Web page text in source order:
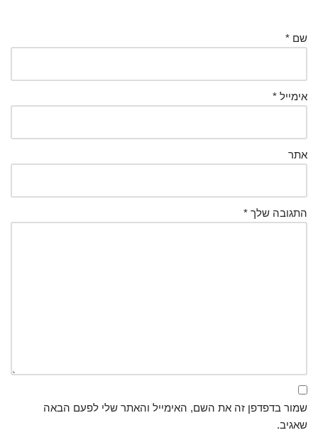
שם *
אימייל *
אתר
התגובה שלך *
שמור בדפדפן זה את השם, האימייל והאתר שלי לפעם הבאה
שאגיב.